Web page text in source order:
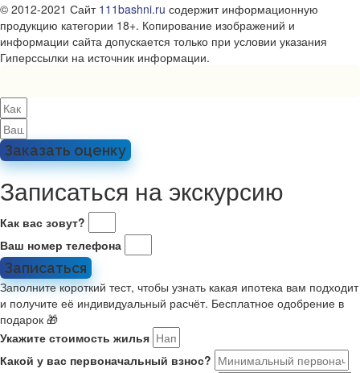
© 2012-2021 Сайт 111bashni.ru содержит информационную
продукцию категории 18+. Копирование изображений и
информации сайта допускается только при условии указания
Гиперссылки на источник информации.
Заказать оценку
Записаться на экскурсию
Как вас зовут?
Ваш номер телефона
Записаться
Заполните короткий тест, чтобы узнать какая ипотека вам подходит
и получите её индивидуальный расчёт. Бесплатное одобрение в
подарок 🎁
Укажите стоимость жилья
Какой у вас первоначальный взнос?